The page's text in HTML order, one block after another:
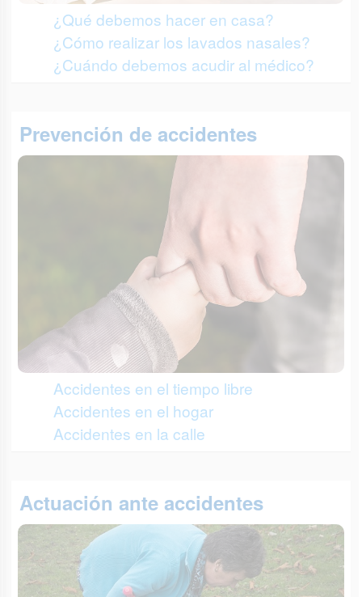
¿Qué debemos hacer en casa?
¿Cómo realizar los lavados nasales?
¿Cuándo debemos acudir al médico?
Prevención de accidentes
Accidentes en el tiempo libre
Accidentes en el hogar
Accidentes en la calle
Actuación ante accidentes